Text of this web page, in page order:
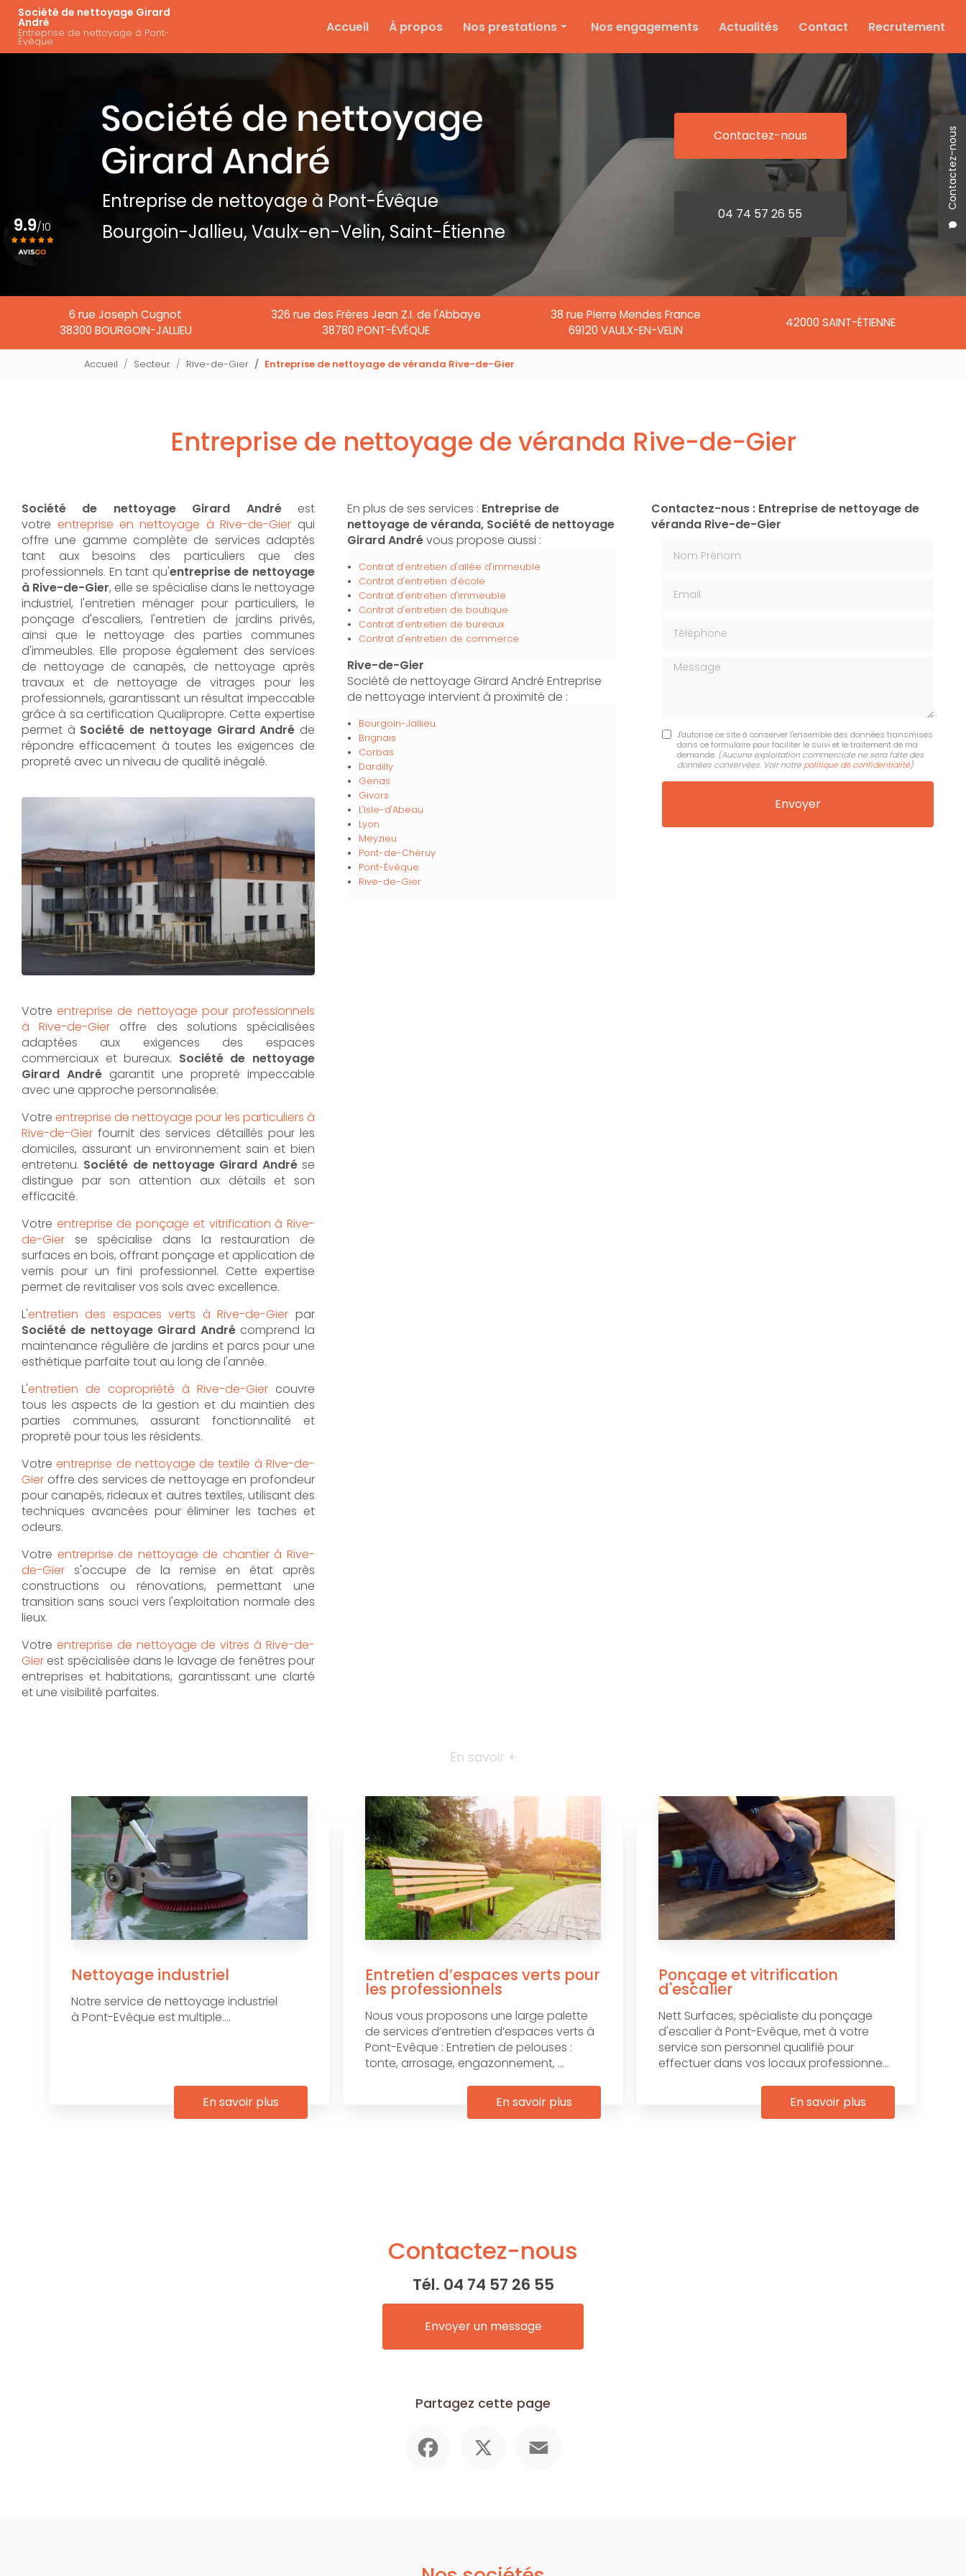
Aller
contenu
principal
Société de nettoyage Girard
André
Entreprise de nettoyage à Pont-
Évêque
Contactez-nous
Accueil
À propos Nos prestations
Nettoyage d'entreprise
Ponçage et vitrification
Nettoyage de textile
Nettoyage de chantier
Nettoyage de vitre
Nos engagements Actualités Contact Recrutement
Entreprise de nettoyage à Pont-Évêque
Bourgoin-Jallieu, Vaulx-en-Velin, Saint-Étienne
Contactez-nous
04 74 57 26 55
6 rue Joseph Cugnot
38300 BOURGOIN-JALLIEU
326 rue des Frères Jean Z.I. de l'Abbaye
38780 PONT-ÉVÊQUE
38 rue Pierre Mendes France
69120 VAULX-EN-VELIN
42000 SAINT-ÉTIENNE
9.9/10
Accueil Secteur Rive-de-Gier Entreprise de nettoyage de véranda Rive-de-Gier
Entreprise de nettoyage de véranda Rive-de-Gier
Société de nettoyage Girard Andréest
votre entreprise en nettoyage à Rive-de-Gier qui
offre une gamme complète de services adaptés
tant aux besoins des particuliers que des
professionnels. En tant qu'entreprise de nettoyage
à Rive-de-Gier, elle se spécialise dans le nettoyage
industriel, l'entretien ménager pour particuliers, le
ponçage d'escaliers, l'entretien de jardins privés,
ainsi que le nettoyage des parties communes
d'immeubles. Elle propose également des services
de nettoyage de canapés, de nettoyage après
travaux et de nettoyage de vitrages pour les
professionnels, garantissant un résultat impeccable
grâce à sa certification Qualipropre. Cette expertise
permet à Société de nettoyage Girard André de
répondre efficacement à toutes les exigences de
propreté avec un niveau de qualité inégalé.
Votreentreprise de nettoyage pour professionnels
à Rive-de-Gier offre des solutions spécialisées
adaptées aux exigences des espaces
commerciaux et bureaux. Société de nettoyage
Girard André garantit une propreté impeccable
avec une approche personnalisée.
Votre entreprise de nettoyage pour les particuliers à
Rive-de-Gier fournit des services détaillés pour les
domiciles, assurant un environnement sain et bien
entretenu. Société de nettoyage Girard Andrése
distingue par son attention aux détails et son
efficacité.
Votre entreprise de ponçage et vitrification à Rive-
de-Gier se spécialise dans la restauration de
surfaces en bois, offrant ponçage et application de
vernis pour un fini professionnel. Cette expertise
permet de revitaliser vos sols avec excellence.
L'entretien des espaces verts à Rive-de-Gier par
Société de nettoyage Girard André comprend la
maintenance régulière de jardins et parcs pour une
esthétique parfaite tout au long de l'année.
L'entretien de copropriété à Rive-de-Gier couvre
tous les aspects de la gestion et du maintien des
parties communes, assurant fonctionnalité et
propreté pour tous les résidents.
Votreentreprise de nettoyage de textile à Rive-de-
Gier offre des services de nettoyage en profondeur
pour canapés, rideaux et autres textiles, utilisant des
techniques avancées pour éliminer les taches et
odeurs.
Votre entreprise de nettoyage de chantier à Rive-
de-Gier s'occupe de la remise en état après
constructions ou rénovations, permettant une
transition sans souci vers l'exploitation normale des
lieux.
Votre entreprise de nettoyage de vitres à Rive-de-
Gier est spécialisée dans le lavage de fenêtres pour
entreprises et habitations, garantissant une clarté
et une visibilité parfaites.
En plus de ses services : Entreprise de
nettoyage de véranda, Société de nettoyage
Girard Andrévous propose aussi :
Contrat d'entretien d'allée d'immeuble
Contrat d'entretien d'école
Contrat d'entretien d'immeuble
Contrat d'entretien de boutique
Contrat d'entretien de bureaux
Contrat d'entretien de commerce
Rive-de-Gier
Société de nettoyage Girard André Entreprise
de nettoyage intervient à proximité de :
Bourgoin-Jallieu
Brignais
Corbas
Dardilly
Genas
Givors
L'Isle-d'Abeau
Lyon
Meyzieu
Pont-de-Chéruy
Pont-Évêque
Rive-de-Gier
Contactez-nous : Entreprise de nettoyage de
véranda Rive-de-Gier
Message
J'autorise ce site à conserver l'ensemble des données transmises
dans ce formulaire pour faciliter le suivi et le traitement de ma
demande. (Aucune exploitation commerciale ne sera faite des
données conservées. Voir notre politique de confidentialité)
En savoir +
Nettoyage industriel
Notre service de nettoyage industriel
à Pont-Evêque est multiple....
En savoir plus
Entretien d’espaces verts pour
les professionnels
Nous vous proposons une large palette
de services d’entretien d’espaces verts à
Pont-Evêque : Entretien de pelouses :
tonte, arrosage, engazonnement, ...
En savoir plus
Ponçage et vitrification
d'escalier
Nett Surfaces, spécialiste du ponçage
d'escalier à Pont-Evêque, met à votre
service son personnel qualifié pour
effectuer dans vos locaux professionne...
En savoir plus
Contactez-nous
Tél. 04 74 57 26 55
Envoyer un message
Partagez cette page